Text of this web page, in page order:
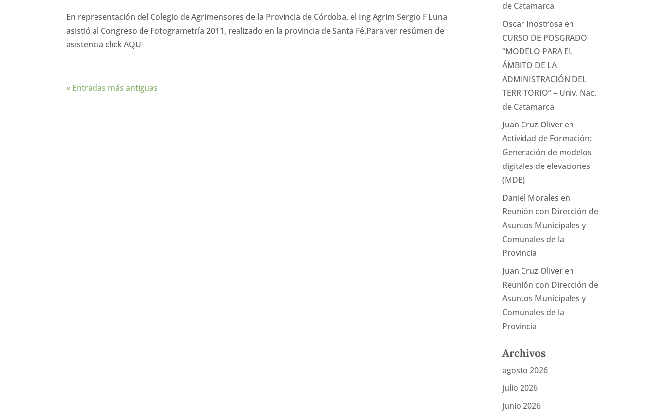
En representación del Colegio de Agrimensores de la Provincia de Córdoba, el Ing Agrim Sergio F Luna
asistió al Congreso de Fotogrametría 2011, realizado en la provincia de Santa Fé.Para ver resúmen de
asistencia click AQUI
« Entradas más antiguas
de Catamarca
Oscar Inostrosa en
CURSO DE POSGRADO
“MODELO PARA EL
ÁMBITO DE LA
ADMINISTRACIÓN DEL
TERRITORIO” – Univ. Nac.
de Catamarca
Juan Cruz Oliver en
Actividad de Formación:
Generación de modelos
digitales de elevaciones
(MDE)
Daniel Morales en
Reunión con Dirección de
Asuntos Municipales y
Comunales de la
Provincia
Juan Cruz Oliver en
Reunión con Dirección de
Asuntos Municipales y
Comunales de la
Provincia
Archivos
agosto 2026
julio 2026
junio 2026